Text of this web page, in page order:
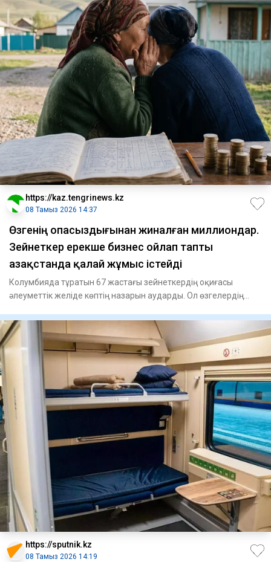
https://kaz.tengrinews.kz
08 Тамыз 2026 14:37
Өзгенің опасыздығынан жиналған миллиондар.
Зейнеткер ерекше бизнес ойлап тапты
Қазақстанда қалай жұмыс істейді
Колумбияда тұратын 67 жастағы зейнеткердің оқиғасы
әлеуметтік желіде көптің назарын аударды. Ол өзгелердің
https://sputnik.kz
08 Тамыз 2026 14:19